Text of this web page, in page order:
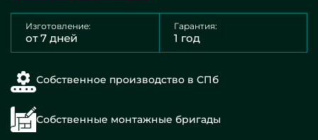
Изготовление:
от 7 дней
Гарантия:
1 год
Собственное производство в СПб
Собственные монтажные бригады